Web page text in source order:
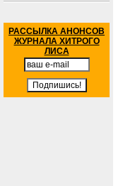
РАССЫЛКА АНОНСОВ
ЖУРНАЛА ХИТРОГО
ЛИСА